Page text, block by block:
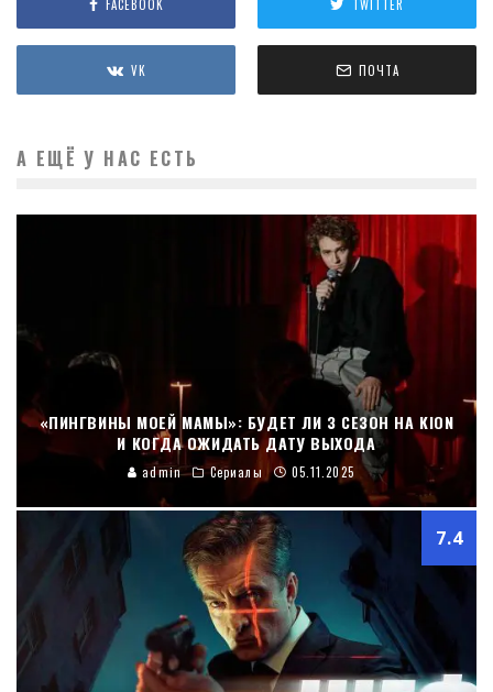
FACEBOOK TWITTER
VK ПОЧТА
А ЕЩЁ У НАС ЕСТЬ
«ПИНГВИНЫ МОЕЙ МАМЫ»: БУДЕТ ЛИ 3 СЕЗОН НА KION
И КОГДА ОЖИДАТЬ ДАТУ ВЫХОДА
admin Сериалы 05.11.2025
7.4